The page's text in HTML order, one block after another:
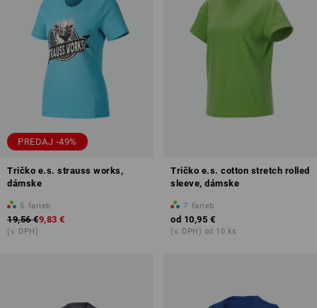
PREDAJ -49%
Tričko e.s. strauss works,
dámske
5 farieb
19,56 €9,83 €
(v. DPH)
Tričko e.s. cotton stretch rolled
sleeve, dámske
7 farieb
od 10,95 €
(v. DPH) od 10 ks